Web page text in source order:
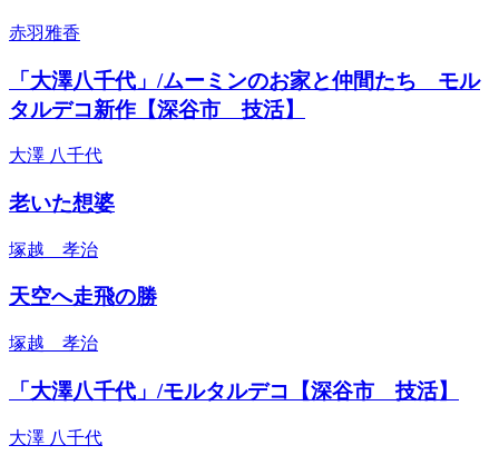
赤羽雅香
「大澤八千代」/ムーミンのお家と仲間たち モル
タルデコ新作【深谷市 技活】
大澤 八千代
老いた想婆
塚越 孝治
天空へ走飛の勝
塚越 孝治
「大澤八千代」/モルタルデコ【深谷市 技活】
大澤 八千代